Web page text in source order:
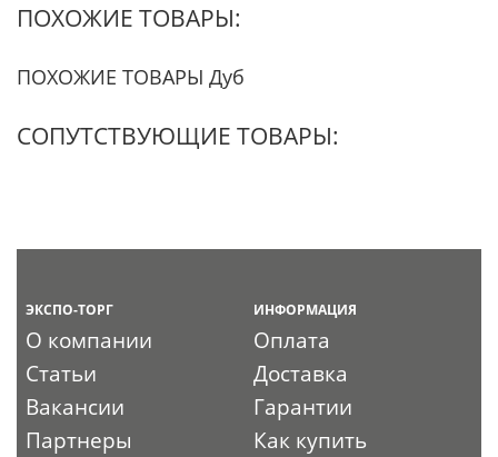
ПОХОЖИЕ ТОВАРЫ:
ПОХОЖИЕ ТОВАРЫ Дуб
СОПУТСТВУЮЩИЕ ТОВАРЫ:
ЭКСПО-ТОРГ
О компании
Статьи
Вакансии
Партнеры
ИНФОРМАЦИЯ
Оплата
Доставка
Гарантии
Как купить